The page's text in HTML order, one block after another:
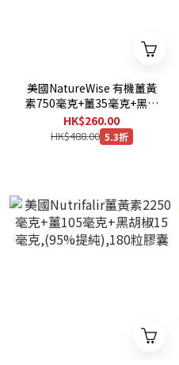
美國NatureWise 有機薑黃
素750毫克+薑35毫克+黑胡
椒5毫克,(95%提純),180粒
膠囊
HK$260.00
HK$488.00 5.3折